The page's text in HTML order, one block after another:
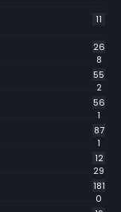
11
26
8
55
2
56
1
87
1
12
29
181
0